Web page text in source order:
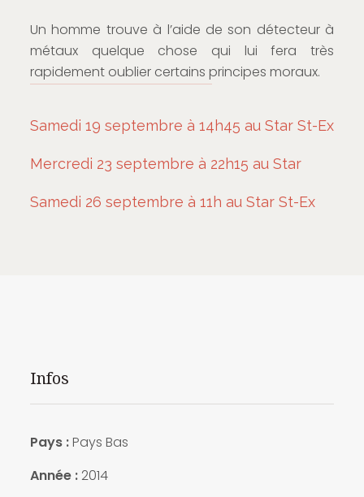
Un homme trouve à l’aide de son détecteur à
métaux quelque chose qui lui fera très
rapidement oublier certains principes moraux.
Samedi 19 septembre à 14h45 au Star St-Ex
Mercredi 23 septembre à 22h15 au Star
Samedi 26 septembre à 11h au Star St-Ex
Infos
Pays :Pays Bas
Année :2014